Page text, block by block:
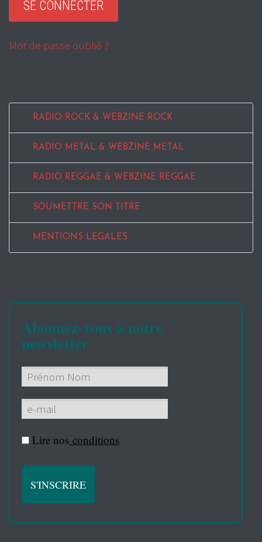
Mot de passe oublié ?
RADIO ROCK & WEBZINE ROCK
RADIO METAL & WEBZINE METAL
RADIO REGGAE & WEBZINE REGGAE
SOUMETTRE SON TITRE
MENTIONS LEGALES
Abonnez-vous à notre
newsletter
Lire nos conditions